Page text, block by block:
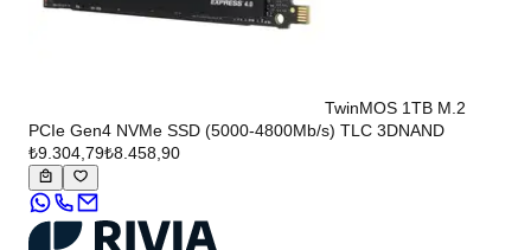
TwinMOS 1TB M.2
PCIe Gen4 NVMe SSD (5000-4800Mb/s) TLC 3DNAND
₺9.304,79₺8.458,90